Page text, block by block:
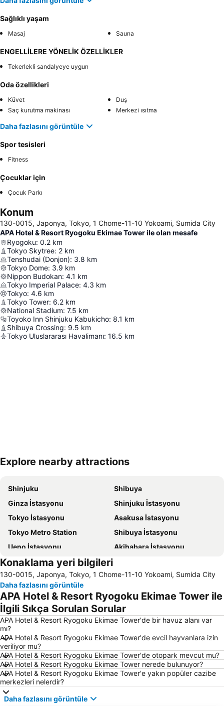
Sağlıklı yaşam
Masaj Sauna
ENGELLİLERE YÖNELİK ÖZELLİKLER
Tekerlekli sandalyeye uygun
Oda özellikleri
Küvet
Duş
Saç kurutma makinası
Merkezi ısıtma
Daha fazlasını görüntüle
Spor tesisleri
Fitness
Çocuklar için
Çocuk Parkı
Konum
130-0015, Japonya, Tokyo, 1 Chome-11-10 Yokoami, Sumida City
APA Hotel & Resort Ryogoku Ekimae Tower ile olan mesafe
Ryogoku: 0.2 km
Tokyo Skytree: 2 km
Tenshudai (Donjon): 3.8 km
Tokyo Dome: 3.9 km
Nippon Budokan: 4.1 km
Tokyo Imperial Palace: 4.3 km
Tokyo: 4.6 km
Tokyo Tower: 6.2 km
National Stadium: 7.5 km
Toyoko Inn Shinjuku Kabukicho: 8.1 km
Shibuya Crossing: 9.5 km
Tokyo Uluslararası Havalimanı: 16.5 km
Haritayı genişlet
Explore nearby attractions
Shinjuku
Shibuya
Ginza İstasyonu
Shinjuku İstasyonu
Tokyo İstasyonu
Asakusa İstasyonu
Tokyo Metro Station
Shibuya İstasyonu
Ueno İstasyonu
Akihabara İstasyonu
Shinjuku Metro Station
Sugamo Station
Ginza Metro Station
International Airport Haneda
Tokyo Disneyland
Asakusa Metro Station
Ikebukuro İstasyonu
Haneda Airport International Terminal Station
Kabukicho
Akasaka İstasyonu
Uneo
Akihabara Metro Station
Ueno Metro Station
Hamamatsucho station
Shinagawa İstasyonu
Tokyo Dome City
Minato
Higashi ginza Station
Konaklama yeri bilgileri
130-0015, Japonya, Tokyo, 1 Chome-11-10 Yokoami, Sumida City
Daha fazlasını görüntüle
APA Hotel & Resort Ryogoku Ekimae Tower ile
İlgili Sıkça Sorulan Sorular
APA Hotel & Resort Ryogoku Ekimae Tower'de bir havuz alanı var
mı?
APA Hotel & Resort Ryogoku Ekimae Tower'de evcil hayvanlara izin
veriliyor mu?
APA Hotel & Resort Ryogoku Ekimae Tower'de otopark mevcut mu?
APA Hotel & Resort Ryogoku Ekimae Tower nerede bulunuyor?
APA Hotel & Resort Ryogoku Ekimae Tower'e yakın popüler cazibe
merkezleri nelerdir?
Daha fazlasını görüntüle